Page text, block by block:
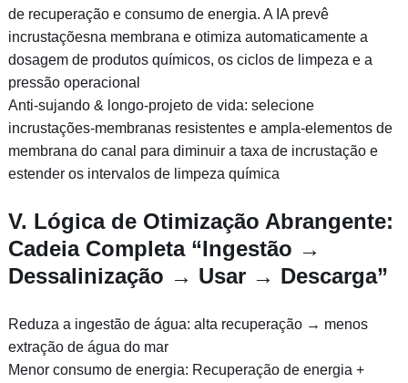
de recuperação e consumo de energia. A IA prevê
incrustaçõesna membrana e otimiza automaticamente a
dosagem de produtos químicos, os ciclos de limpeza e a
pressão operacional
Anti-sujando & longo-projeto de vida: selecione
incrustações-membranas resistentes e ampla-elementos de
membrana do canal para diminuir a taxa de incrustação e
estender os intervalos de limpeza química
V. Lógica de Otimização Abrangente:
Cadeia Completa “Ingestão →
Dessalinização → Usar → Descarga”
Reduza a ingestão de água: alta recuperação → menos
extração de água do mar
Menor consumo de energia: Recuperação de energia +